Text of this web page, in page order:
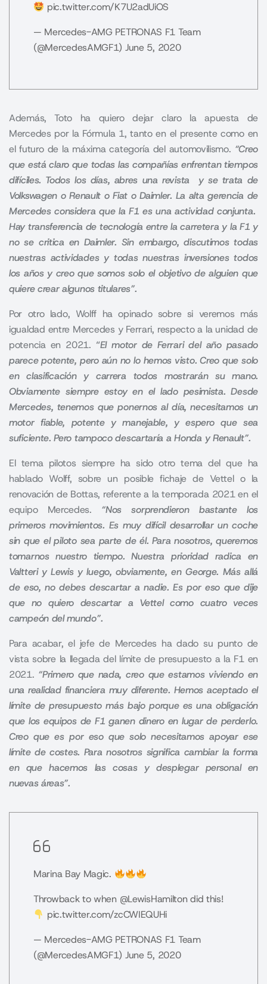
pic.twitter.com/K7U2adUiOS
— Mercedes-AMG PETRONAS F1 Team
(@MercedesAMGF1) June 5, 2020
Además, Toto ha quiero dejar claro la apuesta de
Mercedes por la Fórmula 1, tanto en el presente como en
el futuro de la máxima categoría del automovilismo. “Creo
que está claro que todas las compañías enfrentan tiempos
difíciles. Todos los días, abres una revista y se trata de
Volkswagen o Renault o Fiat o Daimler. La alta gerencia de
Mercedes considera que la F1 es una actividad conjunta.
Hay transferencia de tecnología entre la carretera y la F1 y
no se critica en Daimler. Sin embargo, discutimos todas
nuestras actividades y todas nuestras inversiones todos
los años y creo que somos solo el objetivo de alguien que
quiere crear algunos titulares”.
Por otro lado, Wolff ha opinado sobre si veremos más
igualdad entre Mercedes y Ferrari, respecto a la unidad de
potencia en 2021. “El motor de Ferrari del año pasado
parece potente, pero aún no lo hemos visto. Creo que solo
en clasificación y carrera todos mostrarán su mano.
Obviamente siempre estoy en el lado pesimista. Desde
Mercedes, tenemos que ponernos al día, necesitamos un
motor fiable, potente y manejable, y espero que sea
suficiente. Pero tampoco descartaría a Honda y Renault”.
El tema pilotos siempre ha sido otro tema del que ha
hablado Wolff, sobre un posible fichaje de Vettel o la
renovación de Bottas, referente a la temporada 2021 en el
equipo Mercedes. “Nos sorprendieron bastante los
primeros movimientos. Es muy difícil desarrollar un coche
sin que el piloto sea parte de él. Para nosotros, queremos
tomarnos nuestro tiempo. Nuestra prioridad radica en
Valtteri y Lewis y luego, obviamente, en George. Más allá
de eso, no debes descartar a nadie. Es por eso que dije
que no quiero descartar a Vettel como cuatro veces
campeón del mundo”.
Para acabar, el jefe de Mercedes ha dado su punto de
vista sobre la llegada del límite de presupuesto a la F1 en
2021. “Primero que nada, creo que estamos viviendo en
una realidad financiera muy diferente. Hemos aceptado el
límite de presupuesto más bajo porque es una obligación
que los equipos de F1 ganen dinero en lugar de perderlo.
Creo que es por eso que solo necesitamos apoyar ese
límite de costes. Para nosotros significa cambiar la forma
en que hacemos las cosas y desplegar personal en
nuevas áreas”.
Marina Bay Magic.
Throwback to when @LewisHamilton did this!
pic.twitter.com/zcCWIEQUHi
— Mercedes-AMG PETRONAS F1 Team
(@MercedesAMGF1) June 5, 2020